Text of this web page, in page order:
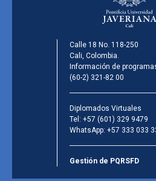
Calle 18 No. 118-250
Cali, Colombia.
Información de
(60-2) 321-82 00
Diplomados Virtuales
Tel: +57 (601) 329 9479
WhatsApp: +57 333 033
Gestión de PQRSFD